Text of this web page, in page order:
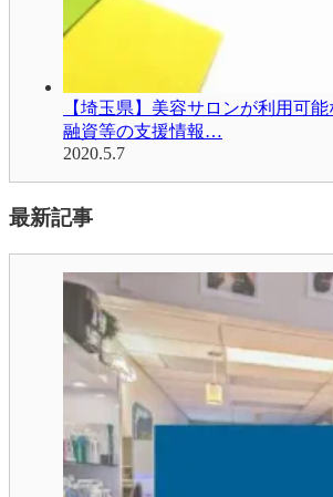
【埼玉県】美容サロンが利用可能
融資等の支援情報…
2020.5.7
最新記事